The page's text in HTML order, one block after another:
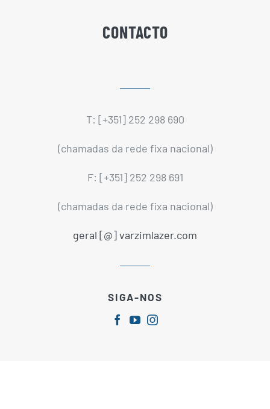
CONTACTO
T: [+351] 252 298 690
(chamadas da rede fixa nacional)
F: [+351] 252 298 691
(chamadas da rede fixa nacional)
geral [@] varzimlazer.com
SIGA-NOS